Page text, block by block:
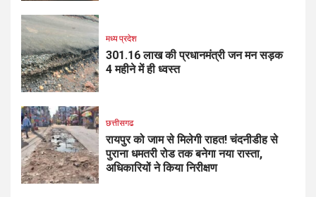
मध्य प्रदेश
301.16 लाख की प्रधानमंत्री जन मन सड़क
4 महीने में ही ध्वस्त
छत्तीसगढ
रायपुर को जाम से मिलेगी राहत! चंदनीडीह से
पुराना धमतरी रोड तक बनेगा नया रास्ता,
अधिकारियों ने किया निरीक्षण